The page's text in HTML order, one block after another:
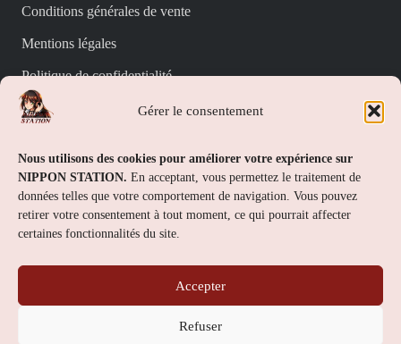
Gérer le consentement
Nous utilisons des cookies pour améliorer votre expérience sur
NIPPON STATION. En acceptant, vous permettez le traitement de
données telles que votre comportement de navigation. Vous pouvez
retirer votre consentement à tout moment, ce qui pourrait affecter
certaines fonctionnalités du site.
Accepter
Refuser
Conditions générales de vente
Mentions légales
Politique de confidentialité
Politique de cookies (UE)
Nippon Station
À propos
FAQs
Contact